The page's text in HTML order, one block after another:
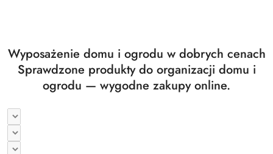
Wyposażenie domu i ogrodu w dobrych cenach
Sprawdzone produkty do organizacji domu i
ogrodu — wygodne zakupy online.